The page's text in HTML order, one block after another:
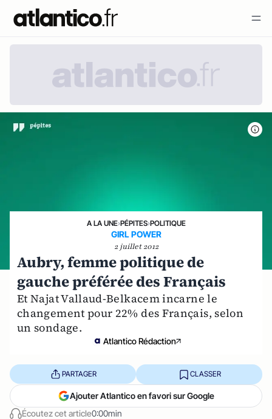
A LA UNE›PÉPITES›POLITIQUE
GIRL POWER
2 juillet 2012
Aubry, femme politique de
gauche préférée des Français
Et Najat Vallaud-Belkacem incarne le
changement pour 22% des Français, selon
un sondage.
Atlantico Rédaction
Écoutez cet article0:00min
PARTAGER CLASSER
Ajouter Atlantico en favori sur Google